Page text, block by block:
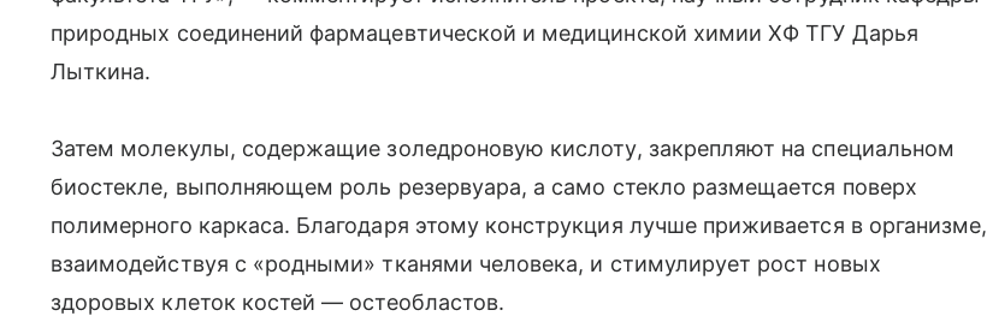
природных соединений фармацевтической и медицинской химии ХФ ТГУ Дарья
Лыткина.
Затем молекулы, содержащие золедроновую кислоту, закрепляют на специальном
биостекле, выполняющем роль резервуара, а само стекло размещается поверх
полимерного каркаса. Благодаря этому конструкция лучше приживается в организме,
взаимодействуя с «родными» тканями человека, и стимулирует рост новых
здоровых клеток костей — остеобластов.